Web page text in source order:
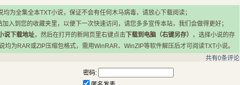
为全集全本TXT小说，保证不会有任何木马病毒，请放心下载阅读；
入到您的收藏夹里，以便下一次快速访问，请您多多宣传本站，我们会做得更好；
说下载地址，然后在打开的新网页里右键点击 下载到电脑（右键另存）
，选择小说的存
均为RAR或ZIP压缩包格式，需用WinRAR、WinZIP等软件解压后才可阅读TXT小说。
共有0条评论
密码: